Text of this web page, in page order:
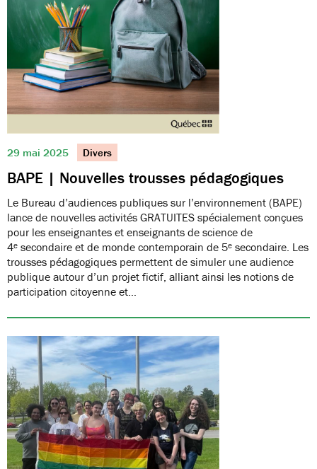
29 mai 2025 Divers
BAPE | Nouvelles trousses pédagogiques
Le Bureau d’audiences publiques sur l’environnement (BAPE)
lance de nouvelles activités GRATUITES spécialement conçues
pour les enseignantes et enseignants de science de
4ᵉ secondaire et de monde contemporain de 5ᵉ secondaire. Les
trousses pédagogiques permettent de simuler une audience
publique autour d’un projet fictif, alliant ainsi les notions de
participation citoyenne et…